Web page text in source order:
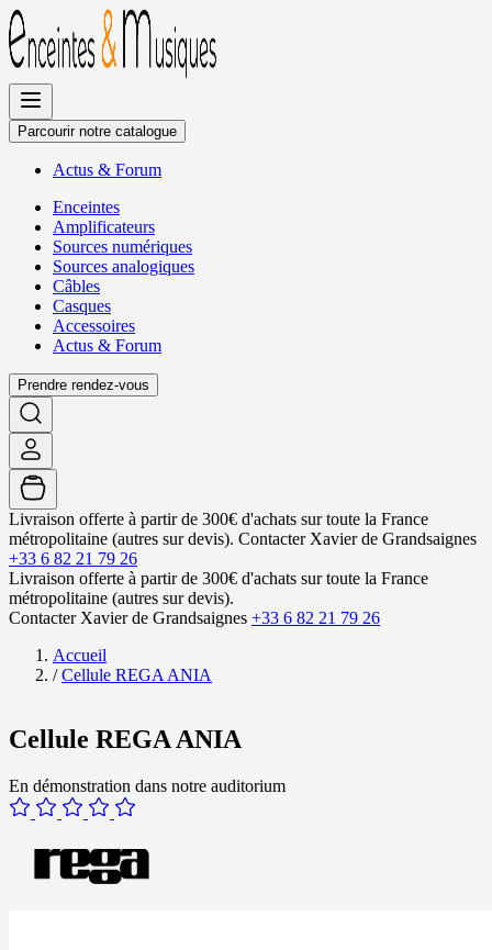
Allez
au
contenu
Parcourir notre catalogue
Actus & Forum
Enceintes
Amplificateurs
Sources numériques
Sources analogiques
Câbles
Casques
Accessoires
Actus & Forum
Prendre rendez-vous
Livraison offerte à partir de 300€ d'achats sur toute la France
métropolitaine (autres sur devis). Contacter Xavier de Grandsaignes
+33 6 82 21 79 26
Livraison offerte à partir de 300€ d'achats sur toute la France
métropolitaine (autres sur devis).
Contacter Xavier de Grandsaignes +33 6 82 21 79 26
Accueil
/ Cellule REGA ANIA
Cellule REGA ANIA
En démonstration dans notre auditorium